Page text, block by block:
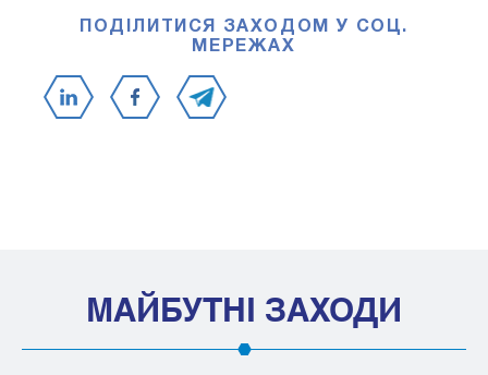
ПОДІЛИТИСЯ ЗАХОДОМ У СОЦ.
МЕРЕЖАХ
МАЙБУТНІ ЗАХОДИ